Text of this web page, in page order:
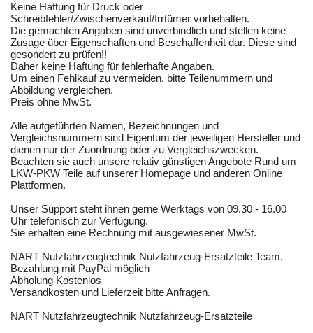
Keine Haftung für Druck oder
Schreibfehler/Zwischenverkauf/Irrtümer vorbehalten.
Die gemachten Angaben sind unverbindlich und stellen keine
Zusage über Eigenschaften und Beschaffenheit dar. Diese sind
gesondert zu prüfen!!
Daher keine Haftung für fehlerhafte Angaben.
Um einen Fehlkauf zu vermeiden, bitte Teilenummern und
Abbildung vergleichen.
Preis ohne MwSt.
Alle aufgeführten Namen, Bezeichnungen und
Vergleichsnummern sind Eigentum der jeweiligen Hersteller und
dienen nur der Zuordnung oder zu Vergleichszwecken.
Beachten sie auch unsere relativ günstigen Angebote Rund um
LKW-PKW Teile auf unserer Homepage und anderen Online
Plattformen.
Unser Support steht ihnen gerne Werktags von 09.30 - 16.00
Uhr telefonisch zur Verfügung.
Sie erhalten eine Rechnung mit ausgewiesener MwSt.
NART Nutzfahrzeugtechnik Nutzfahrzeug-Ersatzteile Team.
Bezahlung mit PayPal möglich
Abholung Kostenlos
Versandkosten und Lieferzeit bitte Anfragen.
NART Nutzfahrzeugtechnik Nutzfahrzeug-Ersatzteile